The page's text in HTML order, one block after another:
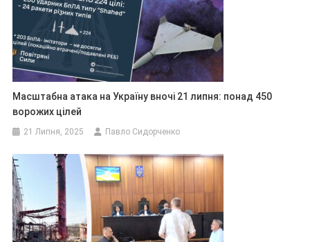
Масштабна атака на Україну вночі 21 липня: понад 450
ворожих цілей
21 Липня, 2025 Павло Сидорченко